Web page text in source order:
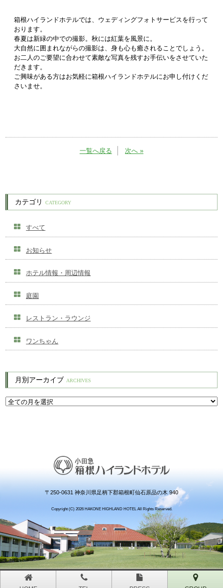
箱根ハイランドホテルでは、ウェディングフォトサービスを行って
おります。
春夏は新緑の中での撮影。秋には紅葉を風景に。
大自然に囲まれながらの撮影は、身も心も癒されることでしょう。
お二人のご要望に合わせて素敵な写真を残すお手伝いをさせていた
だきます。
ご興味がある方はお気軽に箱根ハイランドホテルにお申し付けくだ
さいませ。
一覧へ戻る 次へ »
カテゴリ CATEGORY
すべて
お知らせ
ホテル情報・周辺情報
庭園
レストラン・ラウンジ
ワンちゃん
月別アーカイブ ARCHIVES
〒250-0631 神奈川県足柄下郡箱根町仙石原品の木 940
Copyright (C) 2026 HAKONE HIGHLAND HOTEL All Rights Reserved.